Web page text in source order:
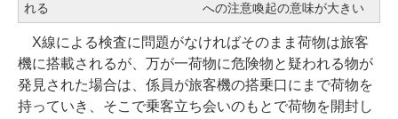
れる
への注意喚起の意味が大きい
X線による検査に問題がなければそのまま荷物は旅客
機に搭載されるが、万が一荷物に危険物と疑われる物が
発見された場合は、係員が旅客機の搭乗口にまで荷物を
持っていき、そこで乗客立ち会いのもとで荷物を開封し